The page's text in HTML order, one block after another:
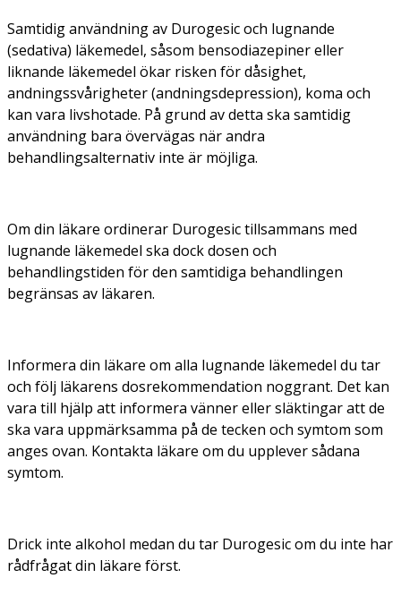
Samtidig användning av Durogesic och lugnande
(sedativa) läkemedel, såsom bensodiazepiner eller
liknande läkemedel ökar risken för dåsighet,
andningssvårigheter (andningsdepression), koma och
kan vara livshotade. På grund av detta ska samtidig
användning bara övervägas när andra
behandlingsalternativ inte är möjliga.
Om din läkare ordinerar Durogesic tillsammans med
lugnande läkemedel ska dock dosen och
behandlingstiden för den samtidiga behandlingen
begränsas av läkaren.
Informera din läkare om alla lugnande läkemedel du tar
och följ läkarens dosrekommendation noggrant. Det kan
vara till hjälp att informera vänner eller släktingar att de
ska vara uppmärksamma på de tecken och symtom som
anges ovan. Kontakta läkare om du upplever sådana
symtom.
Drick inte alkohol medan du tar Durogesic om du inte har
rådfrågat din läkare först.